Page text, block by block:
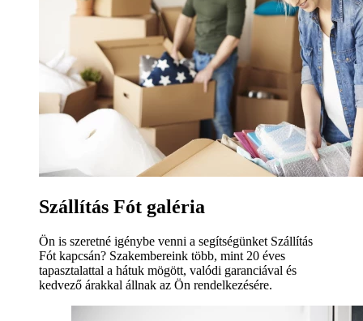
Szállítás Fót galéria
Ön is szeretné igénybe venni a segítségünket Szállítás
Fót kapcsán? Szakembereink több, mint 20 éves
tapasztalattal a hátuk mögött, valódi garanciával és
kedvező árakkal állnak az Ön rendelkezésére.